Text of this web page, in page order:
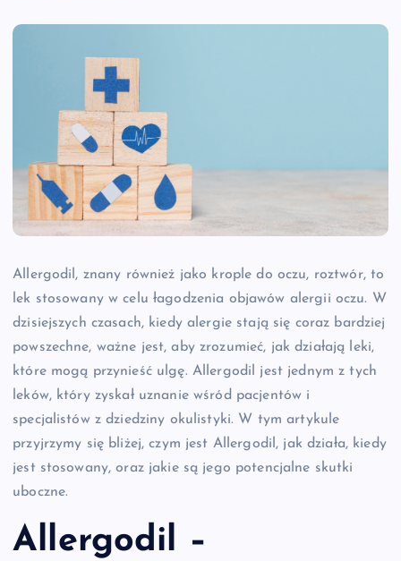
Allergodil, znany również jako krople do oczu, roztwór, to
lek stosowany w celu łagodzenia objawów alergii oczu. W
dzisiejszych czasach, kiedy alergie stają się coraz bardziej
powszechne, ważne jest, aby zrozumieć, jak działają leki,
które mogą przynieść ulgę. Allergodil jest jednym z tych
leków, który zyskał uznanie wśród pacjentów i
specjalistów z dziedziny okulistyki. W tym artykule
przyjrzymy się bliżej, czym jest Allergodil, jak działa, kiedy
jest stosowany, oraz jakie są jego potencjalne skutki
uboczne.
Allergodil –